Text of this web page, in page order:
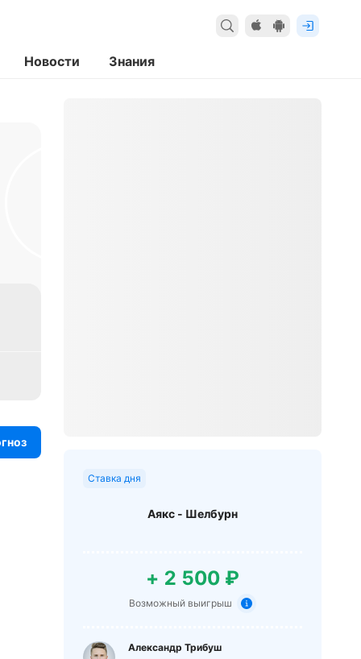
Новости Знания
Ставка дня
Аякс - Шелбурн
+ 2 500 ₽
Возможный выигрыш
Александр Трибуш